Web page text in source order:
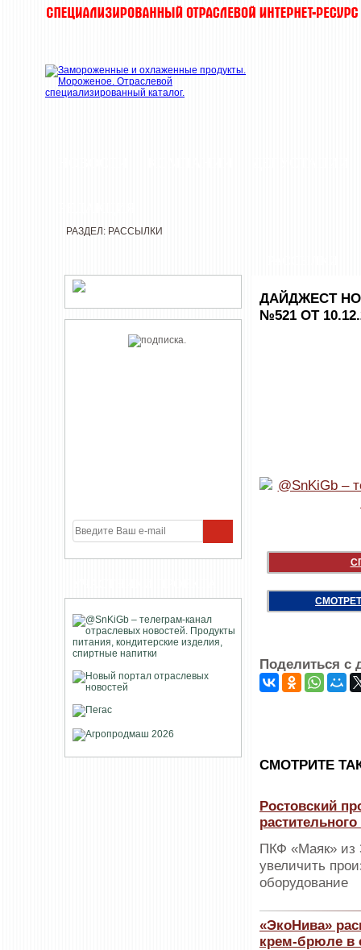
РАЗДЕЛ: РАССЫЛКИ
ДАЙДЖЕСТ
№521 ОТ
Поделиться с
CМОТРИТЕ
Ростовский
ПКФ «Маяк» из
увеличить
оборудование
«ЭкоНива»
крем-брюле в